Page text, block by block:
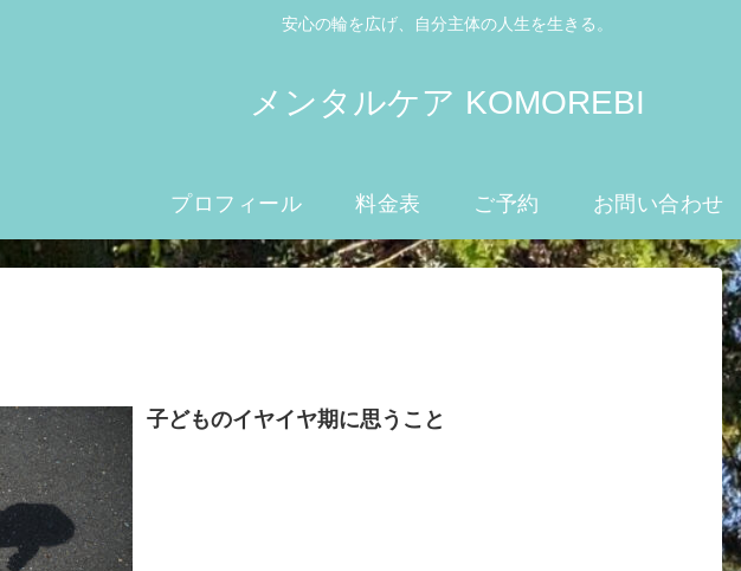
安心の輪を広げ、自分主体の人生を生きる。
メンタルケア KOMOREBI
プロフィール 料金表 ご予約 お問い合わせ
子どものイヤイヤ期に思うこと